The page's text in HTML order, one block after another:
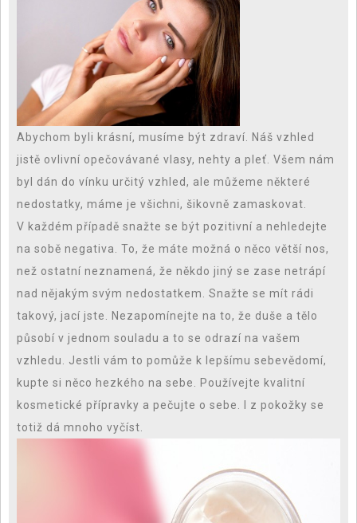
Abychom byli krásní, musíme být zdraví. Náš vzhled
jistě ovlivní opečovávané vlasy, nehty a pleť. Všem nám
byl dán do vínku určitý vzhled, ale můžeme některé
nedostatky, máme je všichni, šikovně zamaskovat.
V každém případě snažte se být pozitivní a nehledejte
na sobě negativa. To, že máte možná o něco větší nos,
než ostatní neznamená, že někdo jiný se zase netrápí
nad nějakým svým nedostatkem. Snažte se mít rádi
takový, jací jste. Nezapomínejte na to, že duše a tělo
působí v jednom souladu a to se odrazí na vašem
vzhledu. Jestli vám to pomůže k lepšímu sebevědomí,
kupte si něco hezkého na sebe. Používejte kvalitní
kosmetické přípravky a pečujte o sebe. I z pokožky se
totiž dá mnoho vyčíst.